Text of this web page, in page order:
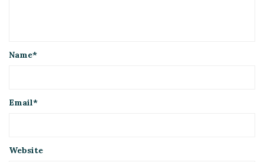
Name*
Email*
Website